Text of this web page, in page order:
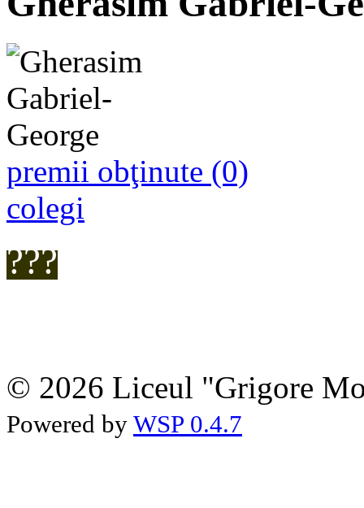
premii obţinute (0)
colegi
???
© 2026 Liceul "Grigore
Powered by WSP 0.4.7